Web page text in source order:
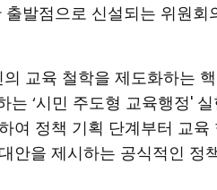
출발점으로 신설되는 위원
교육 철학을 제도화하는
‘시민 주도형 교육행정'
여 정책 기획 단계부터 교육
안을 제시하는 공식적인 정